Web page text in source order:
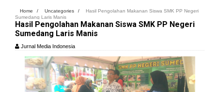
Home / Uncategories /
Hasil Pengolahan Makanan Siswa SMK PP Negeri
Sumedang Laris Manis
Hasil Pengolahan Makanan Siswa SMK PP Negeri
Sumedang Laris Manis
Jurnal Media Indonesia